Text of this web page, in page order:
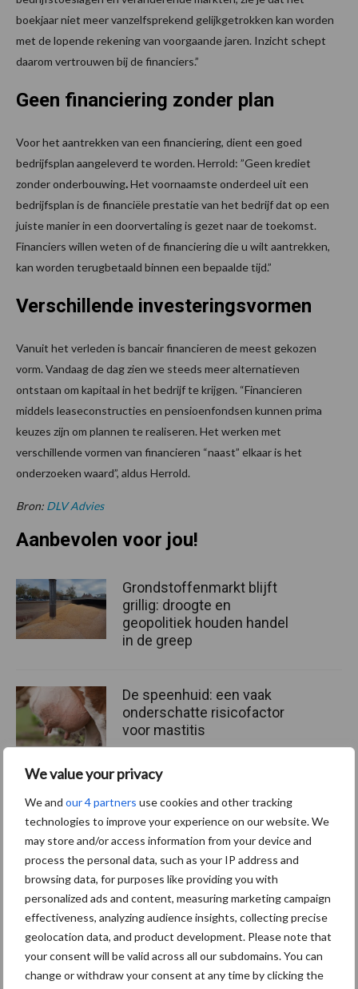
We value your privacy
We and our 4 partners use cookies and other tracking
technologies to improve your experience on our website. We
may store and/or access information from your device and
process the personal data, such as your IP address and
browsing data, for purposes like providing you with
personalized ads and content, measuring marketing campaign
effectiveness, analyzing audience insights, collecting precise
geolocation data, and product development. Please note that
your consent will be valid across all our subdomains. You can
change or withdraw your consent at any time by clicking the
boekjaar niet meer vanzelfsprekend gelijkgetrokken kan worden
met de lopende rekening van voorgaande jaren. Inzicht schept
daarom vertrouwen bij de financiers.”
Geen financiering zonder plan
Voor het aantrekken van een financiering, dient een goed
bedrijfsplan aangeleverd te worden. Herrold: ”Geen krediet
zonder onderbouwing.Het voornaamste onderdeel uit een
bedrijfsplan is de financiële prestatie van het bedrijf dat op een
juiste manier in een doorvertaling is gezet naar de toekomst.
Financiers willen weten of de financiering die u wilt aantrekken,
kan worden terugbetaald binnen een bepaalde tijd.”
Verschillende investeringsvormen
Vanuit het verleden is bancair financieren de meest gekozen
vorm. Vandaag de dag zien we steeds meer alternatieven
ontstaan om kapitaal in het bedrijf te krijgen. “Financieren
middels leaseconstructies en pensioenfondsen kunnen prima
keuzes zijn om plannen te realiseren. Het werken met
verschillende vormen van financieren “naast” elkaar is het
onderzoeken waard”, aldus Herrold.
Bron: DLV Advies
Aanbevolen voor jou!
Grondstoffenmarkt blijft
grillig: droogte en
geopolitiek houden handel
in de greep
De speenhuid: een vaak
onderschatte risicofactor
voor mastitis
ForFarmers ziet volume en
marktaandeel groeien in
krimpende Nederlandse
markt
Themapagina's
Diergezondheid Bemesting Fokkerij